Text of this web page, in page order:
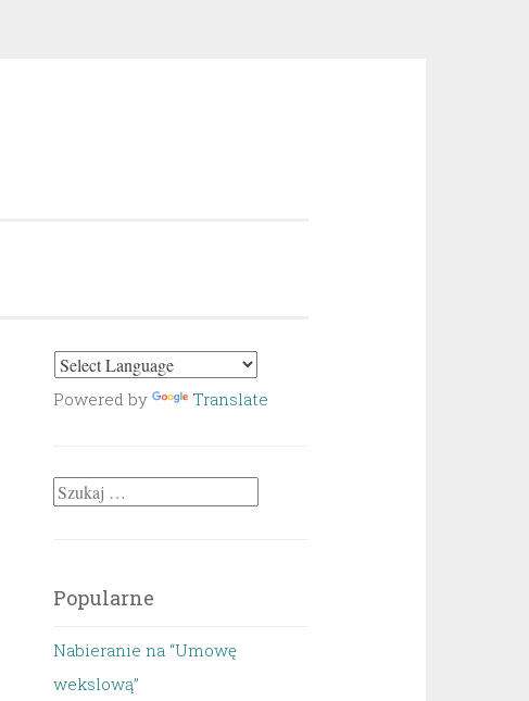
Powered by Translate
Szukaj:
Popularne
Nabieranie na “Umowę
wekslową”